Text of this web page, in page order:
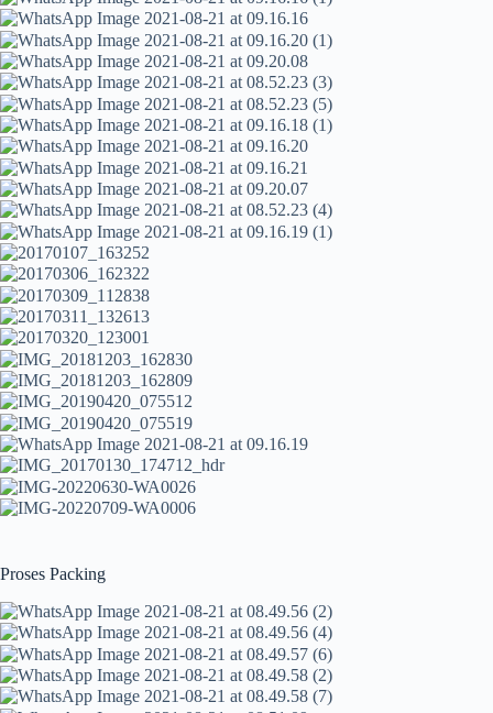
Proses Packing